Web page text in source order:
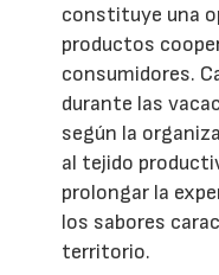
constituye una
productos
consumidores.
durante las
según la
al tejido
prolongar la
los sabores
territorio.